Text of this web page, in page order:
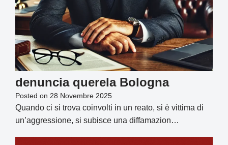
denuncia querela Bologna
Posted on 28 Novembre 2025
Quando ci si trova coinvolti in un reato, si è vittima di
un’aggressione, si subisce una diffamazion…